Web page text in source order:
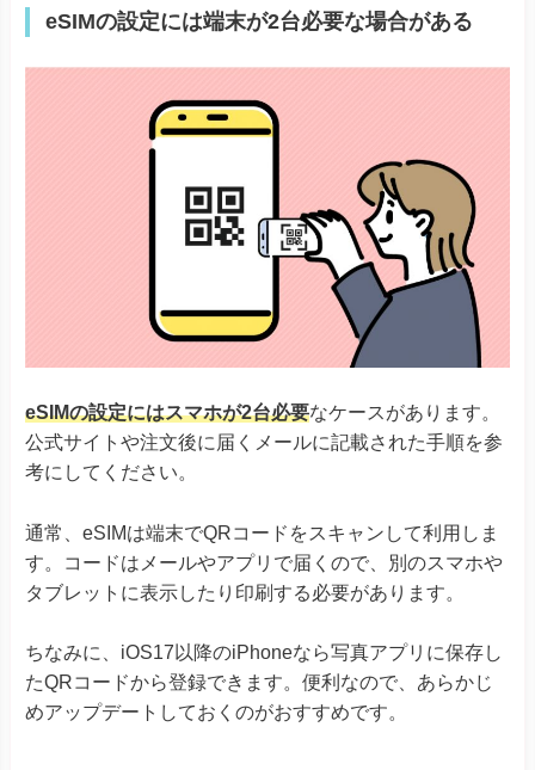
TORQUE® G06
かんたんスマホ２
キッズタイ
DIGNO® SANGA
DIGNO® SX3
DIGNO® WX
DIGNO® BX2
DuraForce EX KC-S703
DuraForce EX KY-51D
そのほか
Libero Flip
Libero 5G III
Libero 5G II
eSIMの設定には端末が2台必要な場合がある
eSIMの設定にはスマホが2台必要なケースがあります。
公式サイトや注文後に届くメールに記載された手順を参
考にしてください。
通常、eSIMは端末でQRコードをスキャンして利用しま
す。コードはメールやアプリで届くので、別のスマホや
タブレットに表示したり印刷する必要があります。
ちなみに、iOS17以降のiPhoneなら写真アプリに保存し
たQRコードから登録できます。便利なので、あらかじ
めアップデートしておくのがおすすめです。